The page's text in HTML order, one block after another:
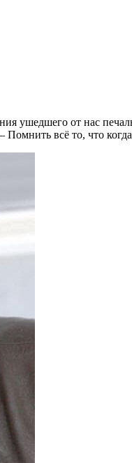
ушедшего от нас
всё то, что